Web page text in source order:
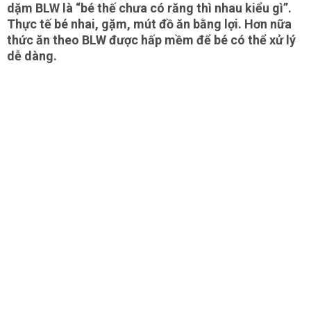
dặm BLW là “bé thế chưa có răng thì nhau kiểu gì”.
Thực tế bé nhai, gặm, mút đồ ăn bằng lợi. Hơn nữa
thức ăn theo BLW được hấp mềm để bé có thể xử lý
dễ dàng.